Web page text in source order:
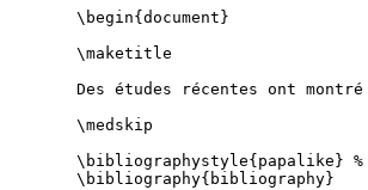
\begin{ document }
\maketitle
Des études récentes ont
\medskip
\bibliographystyle{papalike}
\bibliography{bibliography}